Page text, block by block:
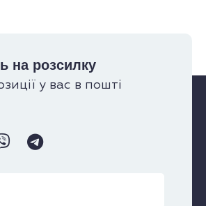
на розсилку
у вас в пошті